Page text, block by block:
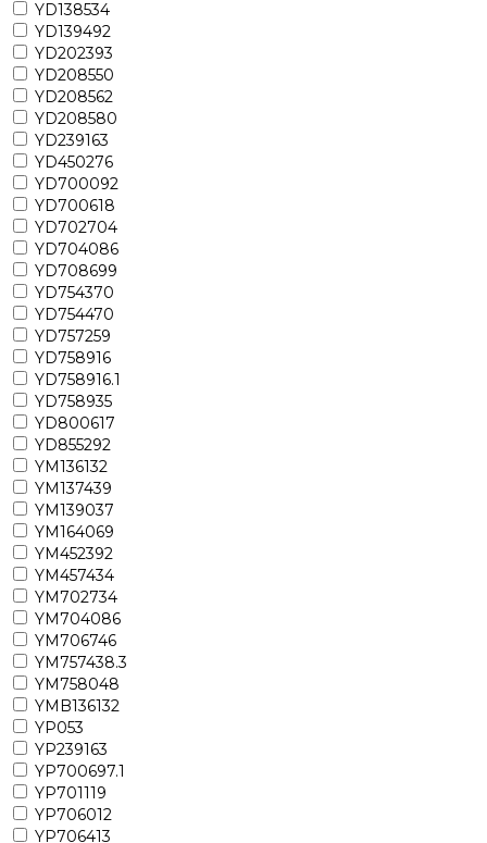
YD138534
YD139492
YD202393
YD208550
YD208562
YD208580
YD239163
YD450276
YD700092
YD700618
YD702704
YD704086
YD708699
YD754370
YD754470
YD757259
YD758916
YD758916.1
YD758935
YD800617
YD855292
YM136132
YM137439
YM139037
YM164069
YM452392
YM457434
YM702734
YM704086
YM706746
YM757438.3
YM758048
YMB136132
YP053
YP239163
YP700697.1
YP701119
YP706012
YP706413